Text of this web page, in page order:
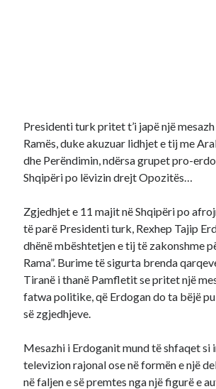
Presidenti turk pritet t’i japë një
Ramës, duke akuzuar lidhjet e tij me
dhe Perëndimin, ndërsa grupet pro-
Shqipëri po lëvizin drejt Opozitës…
Zgjedhjet e 11 majit në Shqipëri po
të parë Presidenti turk, Rexhep Tajip
dhënë mbështetjen e tij të zakonshme
Rama”. Burime të sigurta brenda
Tiranë i thanë Pamfletit se pritet një
fatwa politike, që Erdogan do ta bëjë
së zgjedhjeve.
Mesazhi i Erdoganit mund të shfaqet si
televizion rajonal ose në formën e një
në faljen e së premtes nga një figurë e